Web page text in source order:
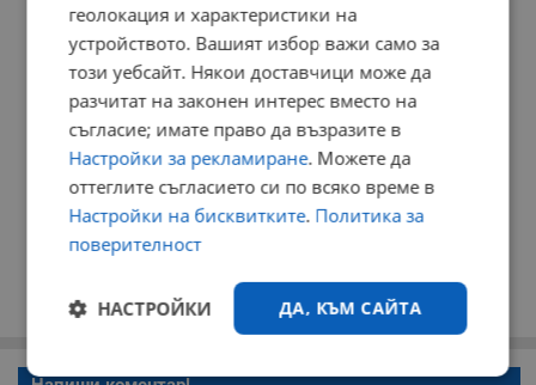
геолокация и характеристики на
устройството. Вашият избор важи само за
този уебсайт. Някои доставчици може да
разчитат на законен интерес вместо на
съгласие; имате право да възразите в
Настройки за рекламиране. Можете да
оттеглите съгласието си по всяко време в
Настройки на бисквитките. Политика за
поверителност
ДА, КЪМ САЙТА
НАСТРОЙКИ
Строго
Ефективност